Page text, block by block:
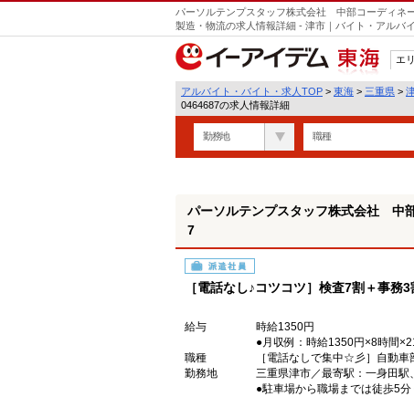
パーソルテンプスタッフ株式会社 中部コーディネ
製造・物流の求人情報詳細 - 津市｜バイト・アルバ
東海
エ
アルバイト・バイト・求人TOP > 東海 > 三重県 >
0464687の求人情報詳細
勤務地 職種
パーソルテンプスタッフ株式会社 中
7
派遣社員
［電話なし♪コツコツ］検査7割＋事務
給与
時給1350円
●月収例：時給1350円×8時間
職種
［電話なしで集中☆彡］自動
勤務地
三重県津市／最寄駅：一身田
●駐車場から職場までは徒歩5